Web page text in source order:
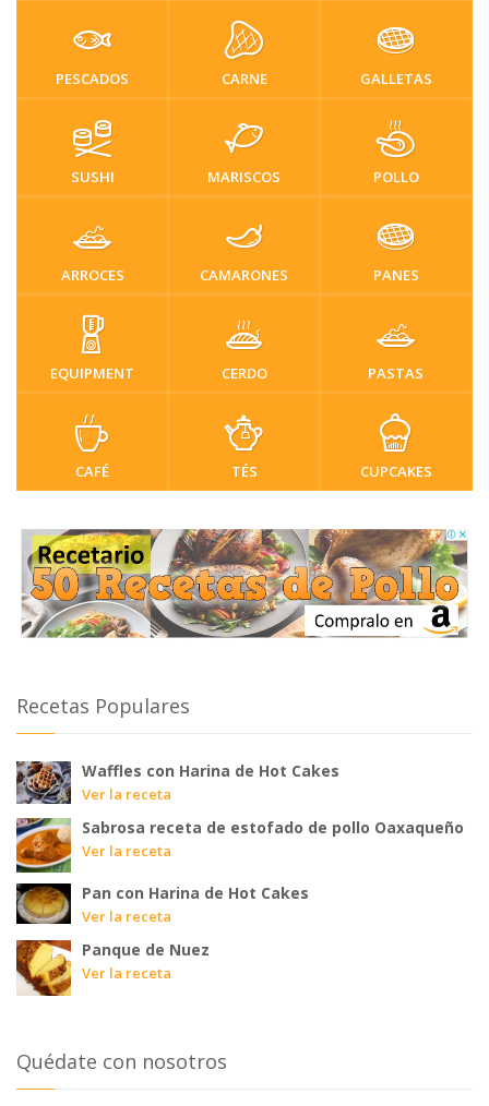
PESCADOS CARNE GALLETAS
SUSHI MARISCOS POLLO
ARROCES CAMARONES PANES
EQUIPMENT CERDO PASTAS
CAFÉ TÉS CUPCAKES
Recetas Populares
Waffles con Harina de Hot Cakes
Ver la receta
Sabrosa receta de estofado de pollo Oaxaqueño
Ver la receta
Pan con Harina de Hot Cakes
Ver la receta
Panque de Nuez
Ver la receta
Quédate con nosotros